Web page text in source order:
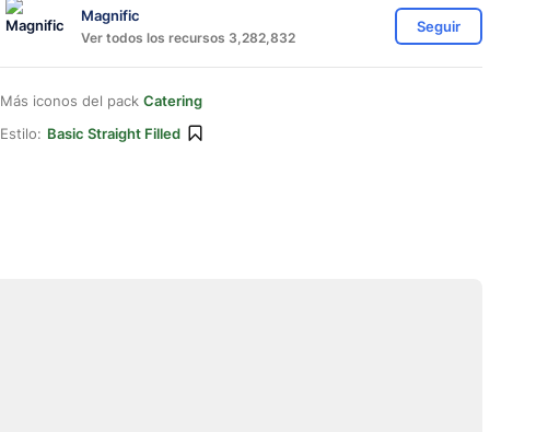
Magnific
Ver todos los recursos 3,282,832
Seguir
Más iconos del pack Catering
Estilo: Basic Straight Filled